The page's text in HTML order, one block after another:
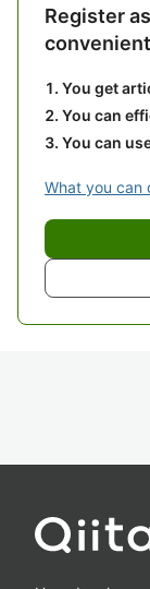
Register
You get
You can
You can
What you can